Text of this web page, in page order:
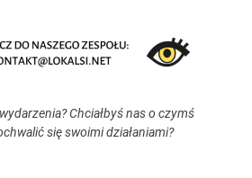
Chciałbyś nas o czymś
się swoimi działaniami?